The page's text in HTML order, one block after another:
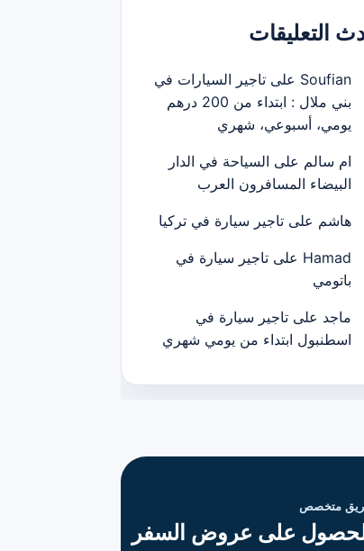
التعليقات
Soufian علىتاجير السيارات في
بني ملال : ابتداء من 200 درهم
يومي، أسبوعي، شهري
ام سالم على السياحة في الدار
البيضاء المسافرون العرب
هاشم علىتاجير سيارة في تركيا
Hamad علىتاجير سيارة في
باتومي
ماجد علىتاجير سيارة في
اسطنبول ابتداء من يومي شهري
متخصص
على عروض السفر